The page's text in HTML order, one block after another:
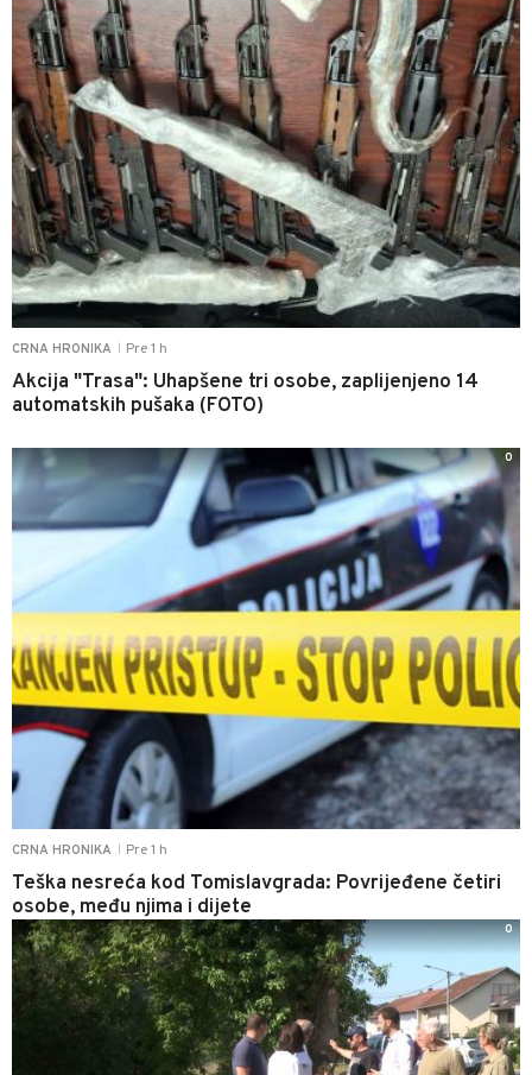
CRNA HRONIKA Pre 1 h
Akcija "Trasa": Uhapšene tri osobe, zaplijenjeno 14
automatskih pušaka (FOTO)
CRNA HRONIKA Pre 1 h
Teška nesreća kod Tomislavgrada: Povrijeđene četiri
osobe, među njima i dijete
0
0